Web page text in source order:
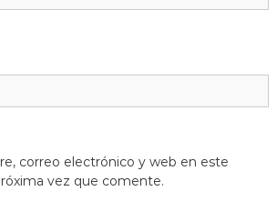
correo electrónico y web en este
vez que comente.